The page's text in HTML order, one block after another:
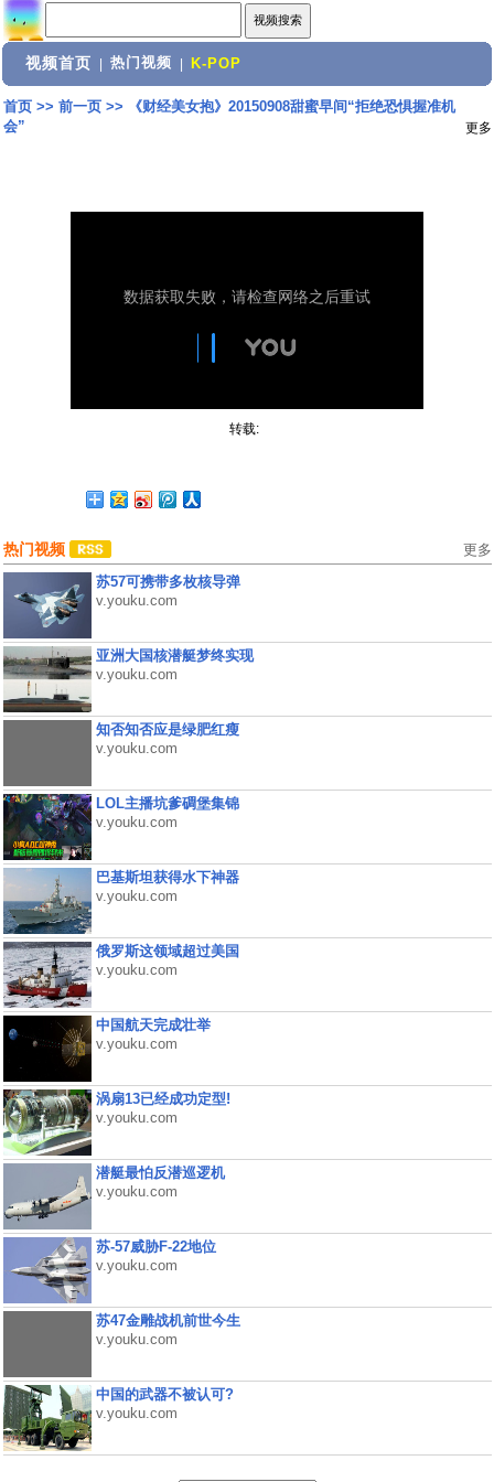
视频首页 热门视频 K-POP
首页>> 前一页>>
《财经美女抱》20150908甜蜜早间“拒绝恐惧握准机
会”
更多
转载:
热门视频 更多
苏57可携带多枚核导弹
v.youku.com
亚洲大国核潜艇梦终实现
v.youku.com
知否知否应是绿肥红瘦
v.youku.com
LOL主播坑爹碉堡集锦
v.youku.com
巴基斯坦获得水下神器
v.youku.com
俄罗斯这领域超过美国
v.youku.com
中国航天完成壮举
v.youku.com
涡扇13已经成功定型!
v.youku.com
潜艇最怕反潜巡逻机
v.youku.com
苏-57威胁F-22地位
v.youku.com
苏47金雕战机前世今生
v.youku.com
中国的武器不被认可?
v.youku.com